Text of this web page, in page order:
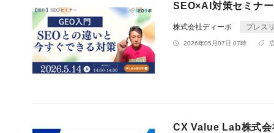
SEO×AI対策セミナ
株式会社ディーボ プレス
2026年05月07日 07時
CX Value Lab株式会